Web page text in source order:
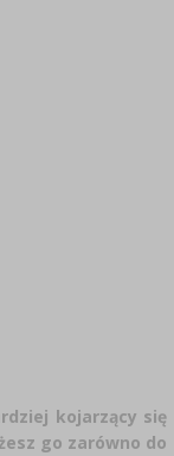
DO
›
›
kojarzący się
go zarówno do